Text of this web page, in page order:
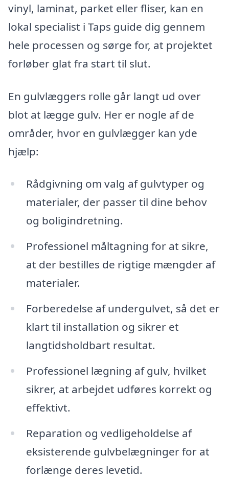
vinyl, laminat, parket eller fliser, kan en
lokal specialist i Taps guide dig gennem
hele processen og sørge for, at projektet
forløber glat fra start til slut.
En gulvlæggers rolle går langt ud over
blot at lægge gulv. Her er nogle af de
områder, hvor en gulvlægger kan yde
hjælp:
Rådgivning om valg af gulvtyper og
materialer, der passer til dine behov
og boligindretning.
Professionel måltagning for at sikre,
at der bestilles de rigtige mængder af
materialer.
Forberedelse af undergulvet, så det er
klart til installation og sikrer et
langtidsholdbart resultat.
Professionel lægning af gulv, hvilket
sikrer, at arbejdet udføres korrekt og
effektivt.
Reparation og vedligeholdelse af
eksisterende gulvbelægninger for at
forlænge deres levetid.